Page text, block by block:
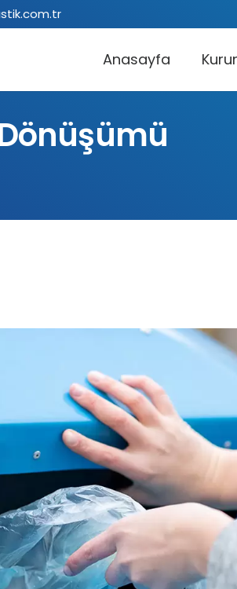
Anasayfa